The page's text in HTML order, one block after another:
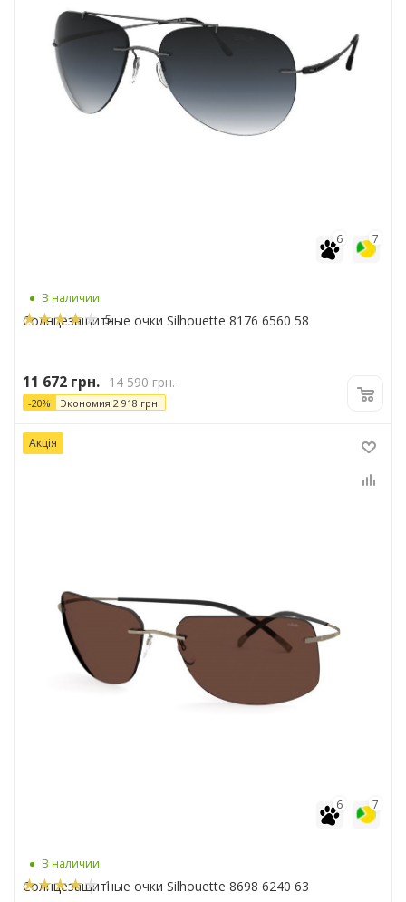
7
6
В наличии
5
Солнцезащитные очки Silhouette 8176 6560 58
11 672 грн. 14 590грн.
-20% Экономия 2 918 грн.
Акція
7
6
В наличии
1
Солнцезащитные очки Silhouette 8698 6240 63